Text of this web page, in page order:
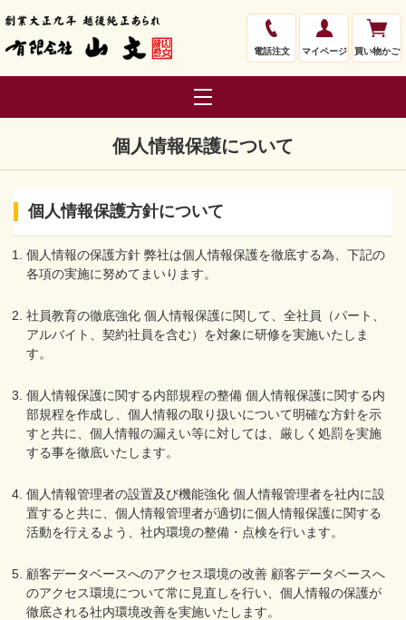
電話注文 マイページ 買い物かご
個人情報保護について
個人情報保護方針について
個人情報の保護方針 弊社は個人情報保護を徹底する為、下記の
各項の実施に努めてまいります。
社員教育の徹底強化 個人情報保護に関して、全社員（パート、
アルバイト、契約社員を含む）を対象に研修を実施いたしま
す。
個人情報保護に関する内部規程の整備 個人情報保護に関する内
部規程を作成し、個人情報の取り扱いについて明確な方針を示
すと共に、個人情報の漏えい等に対しては、厳しく処罰を実施
する事を徹底いたします。
個人情報管理者の設置及び機能強化 個人情報管理者を社内に設
置すると共に、個人情報管理者が適切に個人情報保護に関する
活動を行えるよう、社内環境の整備・点検を行います。
顧客データベースへのアクセス環境の改善 顧客データベースへ
のアクセス環境について常に見直しを行い、個人情報の保護が
徹底される社内環境改善を実施いたします。